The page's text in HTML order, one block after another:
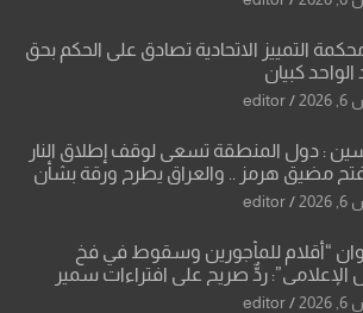
التمييز الاتحادية تصادق على الحكم بحق
الواحد كبيان
editor
: دول المنطقة تسعى لوقف إطلاق النار
فتح مضيق هرمز .. والعراق يطرح ورقة بشأن
القدس
editor
“أقلام للمأجورين وسقوط في فخ
الإعلامي”: ردٌّ صريح على افتراءات سمير
editor